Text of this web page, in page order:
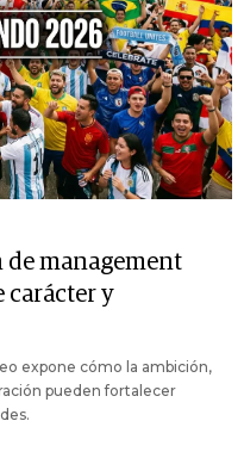
de management
carácter y
expone cómo la ambición,
pueden fortalecer